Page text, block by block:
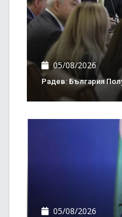
05/08/2026
Радев: България
05/08/2026